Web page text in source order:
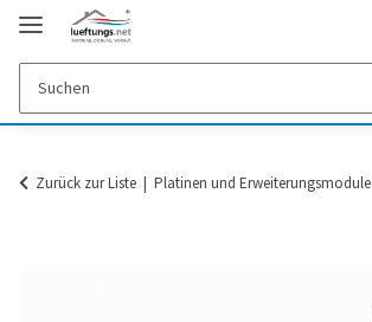
Zurück zur Liste Platinen und Erweiterungsmodule